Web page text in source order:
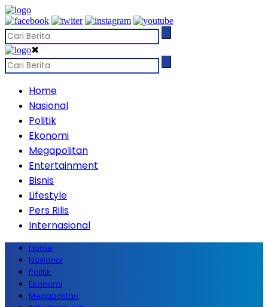
✖
Home
Nasional
Politik
Ekonomi
Megapolitan
Entertainment
Bisnis
Lifestyle
Pers Rilis
Internasional
Home
Nasional
Politik
Ekonomi
Megapolitan